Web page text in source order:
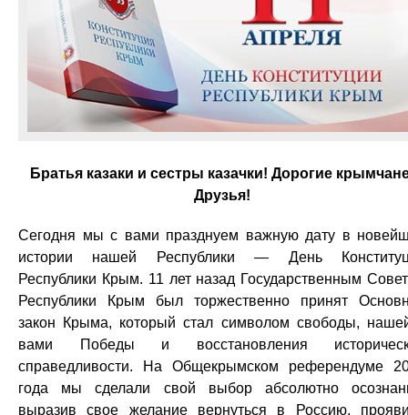
Братья казаки и сестры казачки! Дорогие
Друзья!
Сегодня мы с вами празднуем важную дату в
истории нашей Республики — День
Республики Крым. 11 лет назад Государственным
Республики Крым был торжественно принят
закон Крыма, который стал символом свободы,
вами Победы и восстановления
справедливости. На Общекрымском референдуме
года мы сделали свой выбор абсолютно
выразив свое желание вернуться в Россию,